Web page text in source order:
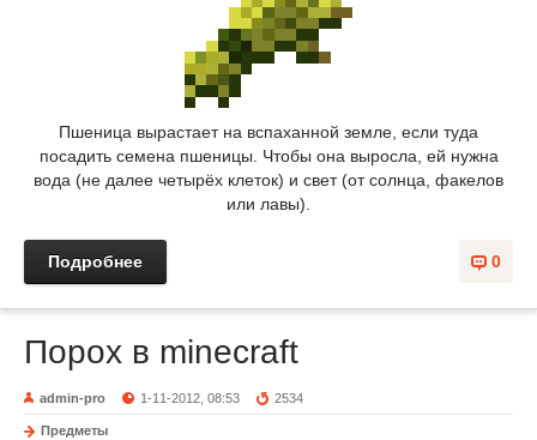
Пшеница вырастает на вспаханной земле, если туда
посадить семена пшеницы. Чтобы она выросла, ей нужна
вода (не далее четырёх клеток) и свет (от солнца, факелов
или лавы).
0
Подробнее
Порох в minecraft
admin-pro 1-11-2012, 08:53 2534
Предметы